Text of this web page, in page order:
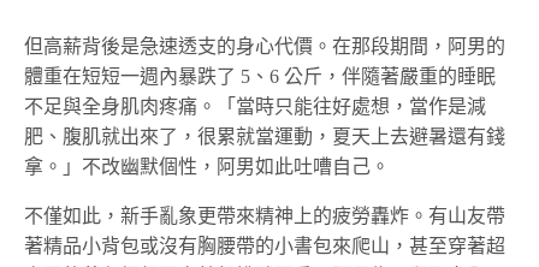
但高薪背後是急速透支的身心代價。在那段期間，阿男的
體重在短短一週內暴跌了 5、6 公斤，伴隨著嚴重的睡眠
不足與全身肌肉疼痛。「當時只能往好處想，當作是減
肥、腹肌就出來了，很累就當運動，夏天上去避暑還有錢
拿。」不改幽默個性，阿男如此吐嘈自己。
不僅如此，新手亂象更帶來精神上的疲勞轟炸。有山友帶
著精品小背包或沒有胸腰帶的小書包來爬山，甚至穿著超